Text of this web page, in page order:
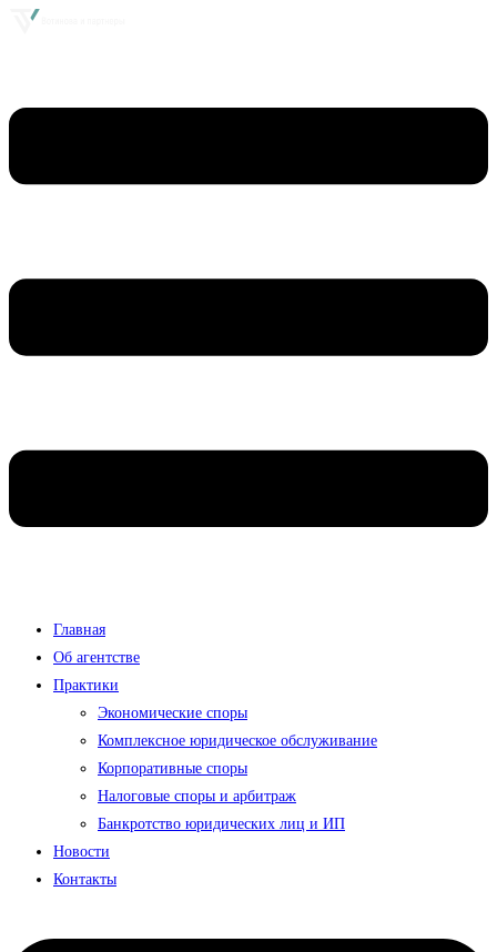
Главная
Об агентстве
Практики
Экономические споры
Комплексное юридическое обслуживание
Корпоративные споры
Налоговые споры и арбитраж
Банкротство юридических лиц и ИП
Новости
Контакты